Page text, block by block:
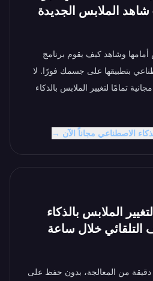
شاهد الملابس الجديدة
أمامها وشاهد كيف يقوم برنامج
بتطبيقها على جسمك فورًا. لا
تمامًا لتغيير الملابس بالذكاء
الاصطناعي مجاناً الآن →
الملابس بالذكاء
خلال ساعة
دقيقة من المعالجة، بدون حفظ على